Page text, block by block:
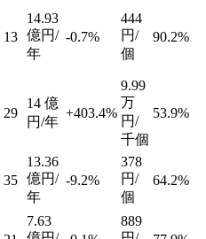
13
14.93
億円/
年
-0.7%
444
円/
個
90.2%
29
14 億
円/年
+403.4%
9.99
万
円/
千個
53.9%
35
13.36
億円/
年
-9.2%
378
円/
個
64.2%
7.63
889